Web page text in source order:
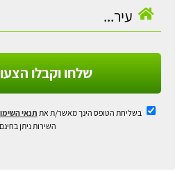
שלחו וקבלו
בשליחת הטופס הינך מאשר/ת את תנאי
השירות ניתן